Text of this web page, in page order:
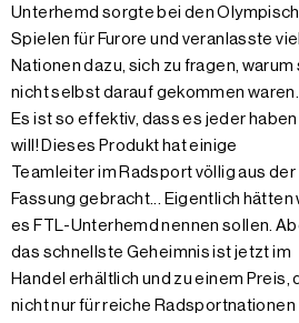
Unterhemd sorgte bei den
Spielen für Furore und veranlasste
Nationen dazu, sich zu fragen, warum
nicht selbst darauf gekommen waren.
Es ist so effektiv, dass es jeder haben
will! Dieses Produkt hat einige
Teamleiter im Radsport völlig aus der
Fassung gebracht... Eigentlich hätten
es FTL-Unterhemd nennen sollen.
das schnellste Geheimnis ist jetzt im
Handel erhältlich und zu einem Preis,
nicht nur für reiche Radsportnationen